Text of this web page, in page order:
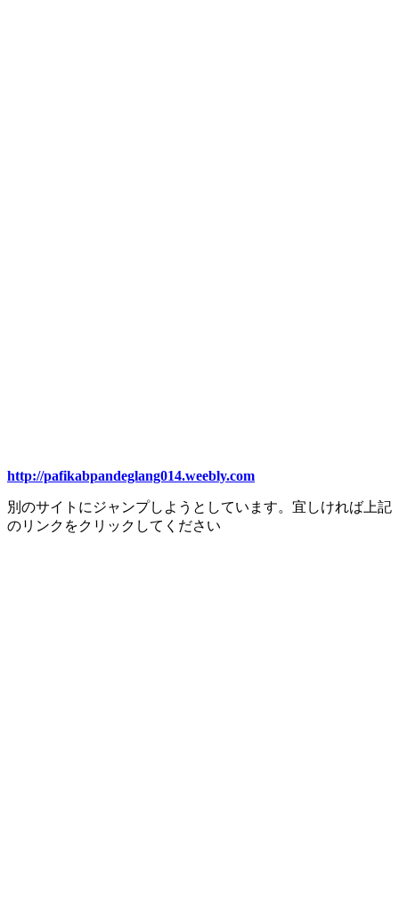
http://pafikabpandeglang014.weebly.com
別のサイトにジャンプしようとしています。宜しければ上記
のリンクをクリックしてください